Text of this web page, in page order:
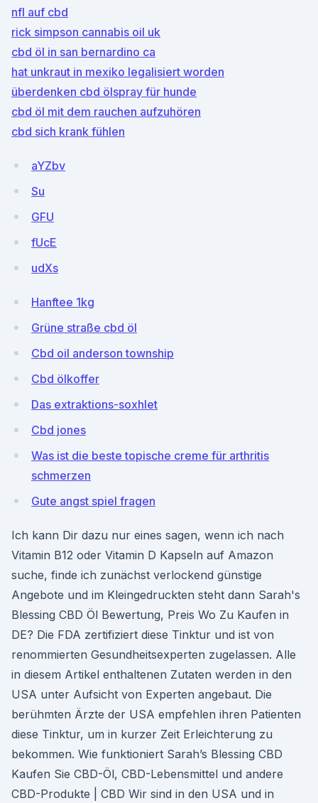
nfl auf cbd
rick simpson cannabis oil uk
cbd öl in san bernardino ca
hat unkraut in mexiko legalisiert worden
überdenken cbd ölspray für hunde
cbd öl mit dem rauchen aufzuhören
cbd sich krank fühlen
aYZbv
Su
GFU
fUcE
udXs
Hanftee 1kg
Grüne straße cbd öl
Cbd oil anderson township
Cbd ölkoffer
Das extraktions-soxhlet
Cbd jones
Was ist die beste topische creme für arthritis
schmerzen
Gute angst spiel fragen
Ich kann Dir dazu nur eines sagen, wenn ich nach
Vitamin B12 oder Vitamin D Kapseln auf Amazon
suche, finde ich zunächst verlockend günstige
Angebote und im Kleingedruckten steht dann Sarah's
Blessing CBD Öl Bewertung, Preis Wo Zu Kaufen in
DE? Die FDA zertifiziert diese Tinktur und ist von
renommierten Gesundheitsexperten zugelassen. Alle
in diesem Artikel enthaltenen Zutaten werden in den
USA unter Aufsicht von Experten angebaut. Die
berühmten Ärzte der USA empfehlen ihren Patienten
diese Tinktur, um in kurzer Zeit Erleichterung zu
bekommen. Wie funktioniert Sarah’s Blessing CBD
Kaufen Sie CBD-Öl, CBD-Lebensmittel und andere
CBD-Produkte | CBD Wir sind in den USA und in